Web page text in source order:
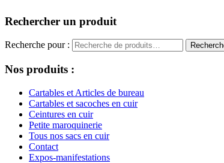
Rechercher un produit
Recherche pour :
Nos produits :
Cartables et Articles de bureau
Cartables et sacoches en cuir
Ceintures en cuir
Petite maroquinerie
Tous nos sacs en cuir
Contact
Expos-manifestations